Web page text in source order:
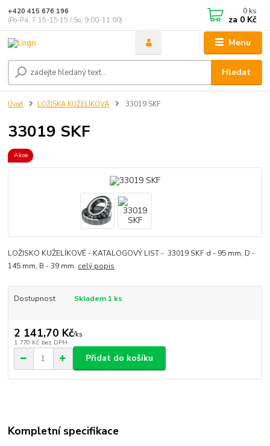
Menu
Hledat
+420 415 676 196
(Po-Pá, 7:15-15:15 / So, 9:00-11:00)
0 ks
za 0 Kč
Úvod LOŽISKA KUŽELÍKOVÁ 33019 SKF
33019 SKF
Akce
LOŽISKO KUŽELÍKOVÉ - KATALOGOVÝ LIST - 33019 SKF d - 95 mm, D -
145 mm, B - 39 mm. celý popis
Dostupnost Skladem 1 ks
2 141,70 Kč/ks
1 770 Kč bez DPH
Přidat do košíku
Kompletní specifikace